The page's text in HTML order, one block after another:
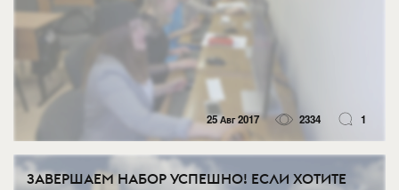
25 Авг 2017 2334 1
ЗАВЕРШАЕМ НАБОР УСПЕШНО! ЕСЛИ ХОТИТЕ